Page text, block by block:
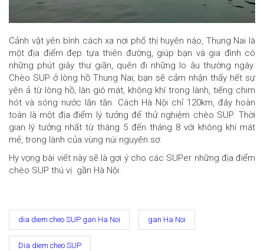
Cảnh vật yên bình cách xa nơi phố thị huyên náo, Thung Nai là
một địa điểm đẹp tựa thiên đường, giúp bạn và gia đình có
những phút giây thư giãn, quên đi những lo âu thường ngày.
Chèo SUP ở lòng hồ Thung Nai, bạn sẽ cảm nhận thấy hết sự
yên ả từ lòng hồ, làn gió mát, không khí trong lành, tiếng chim
hót và sóng nước lăn tăn. Cách Hà Nội chỉ 120km, đây hoàn
toàn là một địa điểm lý tưởng để thử nghiệm chèo SUP. Thời
gian lý tưởng nhất từ tháng 5 đến tháng 8 với không khí mát
mẻ, trong lành của vùng núi nguyên sơ.
Hy vọng bài viết này sẽ là gợi ý cho các SUPer những địa điểm
chèo SUP thú vị gần Hà Nội.
dia diem cheo SUP gan Ha Noi gan Ha Noi
Dia diem cheo SUP